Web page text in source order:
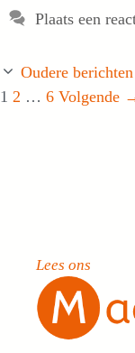
Plaats een
Oudere berichten
Pagina
1 Pagina
2 … Pagina
6 Volgende
Lees ons